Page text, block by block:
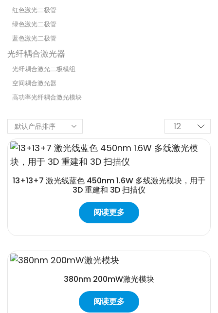
红色激光二极管
绿色激光二极管
蓝色激光二极管
光纤耦合激光器
光纤耦合激光二极模组
空间耦合激光器
高功率光纤耦合激光模块
13+13+7 激光线蓝色 450nm 1.6W 多线激光模块，用于
3D 重建和 3D 扫描仪
阅读更多
380nm 200mW激光模块
阅读更多